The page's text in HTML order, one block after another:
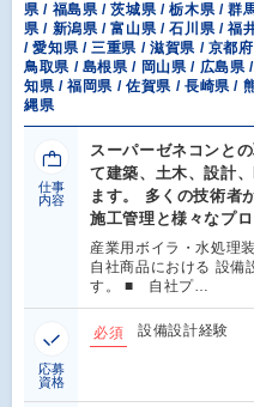
県 / 福島県 / 茨城県 / 栃木県 / 群
県 / 新潟県 / 富山県 / 石川県 / 福
/ 愛知県 / 三重県 / 滋賀県 / 京都
鳥取県 / 島根県 / 岡山県 / 広島県
知県 / 福岡県 / 佐賀県 / 長崎県 /
縄県
仕事
内容
スーパーゼネコンと
て建築、土木、設計
ます。 多くの技術者
施工管理と様々なプ
産業用ボイラ・水処理
自社商品における 設備
す。 ■ 自社プ…
応募
資格
必須 設備設計経験